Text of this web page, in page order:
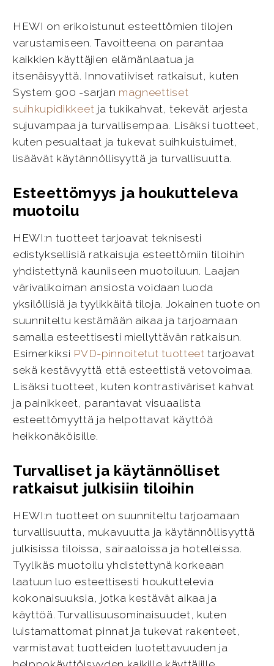
HEWI on erikoistunut esteettömien tilojen
varustamiseen. Tavoitteena on parantaa
kaikkien käyttäjien elämänlaatua ja
itsenäisyyttä. Innovatiiviset ratkaisut, kuten
System 900 -sarjan magneettiset
suihkupidikkeet ja tukikahvat, tekevät arjesta
sujuvampaa ja turvallisempaa. Lisäksi tuotteet,
kuten pesualtaat ja tukevat suihkuistuimet,
lisäävät käytännöllisyyttä ja turvallisuutta.
Esteettömyys ja houkutteleva
muotoilu
HEWI:n tuotteet tarjoavat teknisesti
edistyksellisiä ratkaisuja esteettömiin tiloihin
yhdistettynä kauniiseen muotoiluun. Laajan
värivalikoiman ansiosta voidaan luoda
yksilöllisiä ja tyylikkäitä tiloja. Jokainen tuote on
suunniteltu kestämään aikaa ja tarjoamaan
samalla esteettisesti miellyttävän ratkaisun.
Esimerkiksi PVD-pinnoitetut tuotteet tarjoavat
sekä kestävyyttä että esteettistä vetovoimaa.
Lisäksi tuotteet, kuten kontrastiväriset kahvat
ja painikkeet, parantavat visuaalista
esteettömyyttä ja helpottavat käyttöä
heikkonäköisille.
Turvalliset ja käytännölliset
ratkaisut julkisiin tiloihin
HEWI:n tuotteet on suunniteltu tarjoamaan
turvallisuutta, mukavuutta ja käytännöllisyyttä
julkisissa tiloissa, sairaaloissa ja hotelleissa.
Tyylikäs muotoilu yhdistettynä korkeaan
laatuun luo esteettisesti houkuttelevia
kokonaisuuksia, jotka kestävät aikaa ja
käyttöä. Turvallisuusominaisuudet, kuten
luistamattomat pinnat ja tukevat rakenteet,
varmistavat tuotteiden luotettavuuden ja